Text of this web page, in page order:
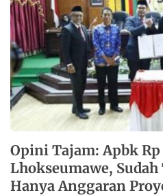
Opini Tajam: Apbk
Lhokseumawe, Sudah
Hanya Anggaran